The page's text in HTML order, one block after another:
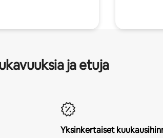
ja etuja
Yksinkertaiset